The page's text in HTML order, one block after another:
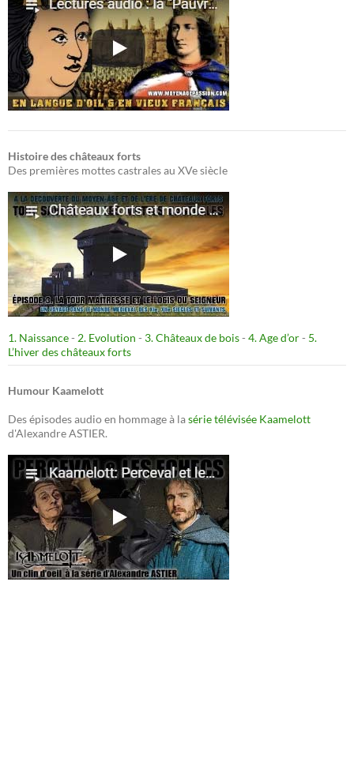
Histoire des châteaux forts
Des premières mottes castrales au XVe siècle
1. Naissance- 2. Evolution - 3. Châteaux de bois- 4. Age d’or- 5.
L’hiver des châteaux forts
Humour Kaamelott
Des épisodes audio en hommage à lasérie télévisée Kaamelott
d'Alexandre ASTIER.